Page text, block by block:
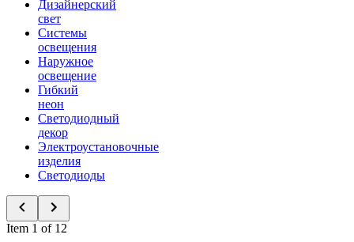
Дизайнерский
свет
Системы
освещения
Наружное
освещение
Гибкий
неон
Светодиодный
декор
Электроустановочные
изделия
Светодиоды
Item 1 of 12